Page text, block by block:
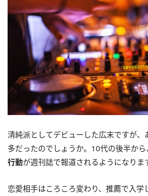
清純派としてデビューした広末ですが、
多だったのでしょうか。10代の後半から、
行動が週刊誌で報道されるようになりま
恋愛相手はころころ変わり、推薦で入学